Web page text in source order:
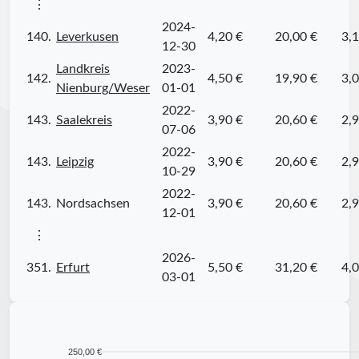
⋮
140. Leverkusen
2024-
12-30
4,20 € 20,00 €
142.
Landkreis
Nienburg/Weser
2023-
01-01
4,50 € 19,90 €
143. Saalekreis
2022-
07-06
3,90 € 20,60 €
143. Leipzig
2022-
10-29
3,90 € 20,60 €
143. Nordsachsen
2022-
12-01
3,90 € 20,60 €
⋮
351. Erfurt
2026-
03-01
5,50 € 31,20 €
250,00 €